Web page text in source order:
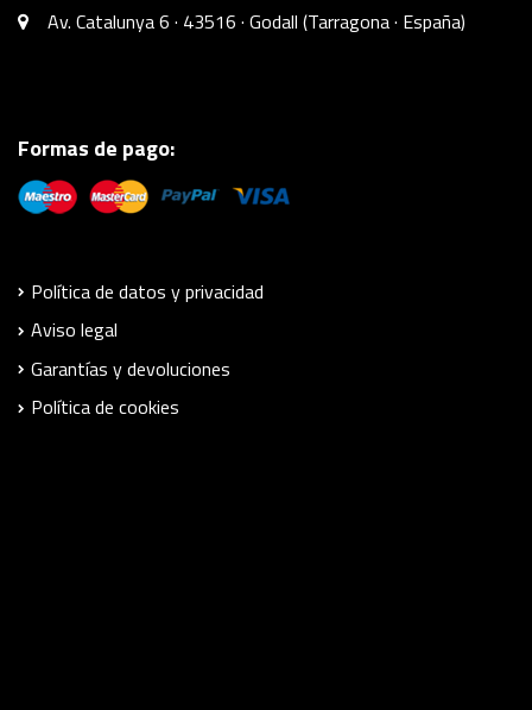
Av. Catalunya 6 · 43516 · Godall (Tarragona · España)
Formas de pago:
Política de datos y privacidad
Aviso legal
Garantías y devoluciones
Política de cookies